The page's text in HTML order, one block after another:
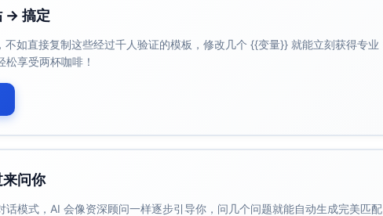
）
年入住门槛降低20%，附带2次延迟退房券（至14:00）和1次提前入住券
。
早餐包、优先会议角（30分钟免租），高速Wi-Fi升级。
退房后30分钟内自动推送；企业抬头信息在预登记阶段校验。
员系统对接；自助机与移动预登记打通订单、证件与发票流程。
→ 搞定
如直接复制这些经过千人验证的模板，修改几个 {{变量}} 就能立刻获得专业
享受两杯咖啡！
问你
话模式，AI 会像资深顾问一样逐步引导你，问几个问题就能自动生成完美匹配